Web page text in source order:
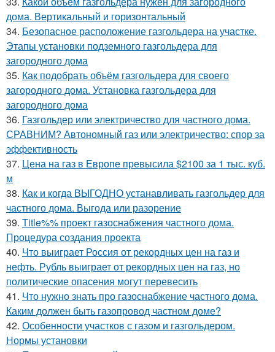
дома. Вертикальный и горизонтальный
34. Безопасное расположение газгольдера на участке.
Этапы установки подземного газгольдера для
загородного дома
35. Как подобрать объём газгольдера для своего
загородного дома. Установка газгольдера для
загородного дома
36. Газгольдер или электричество для частного дома.
СРАВНИМ? Автономный газ или электричество: спор за
эффективность
37. Цена на газ в Европе превысила $2100 за 1 тыс. куб.
м
38. Как и когда ВЫГОДНО устанавливать газгольдер для
частного дома. Выгода или разорение
39. Title%% проект газоснабжения частного дома.
Процедура создания проекта
40. Что выиграет Россия от рекордных цен на газ и
нефть. Рубль выиграет от рекордных цен на газ, но
политические опасения могут перевесить
41. Что нужно знать про газоснабжение частного дома.
Каким должен быть газопровод частном доме?
42. Особенности участков с газом и газгольдером.
Нормы установки